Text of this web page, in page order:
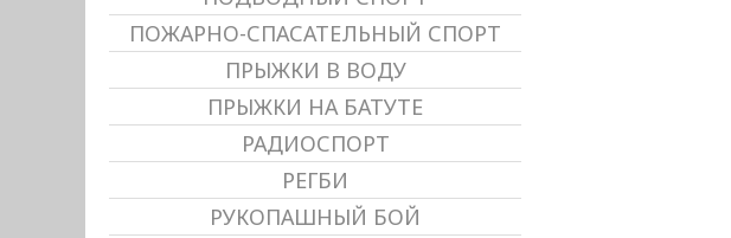
ПОЖАРНО-СПАСАТЕЛЬНЫЙ СПОРТ
ПРЫЖКИ В ВОДУ
ПРЫЖКИ НА БАТУТЕ
РАДИОСПОРТ
РЕГБИ
РУКОПАШНЫЙ БОЙ